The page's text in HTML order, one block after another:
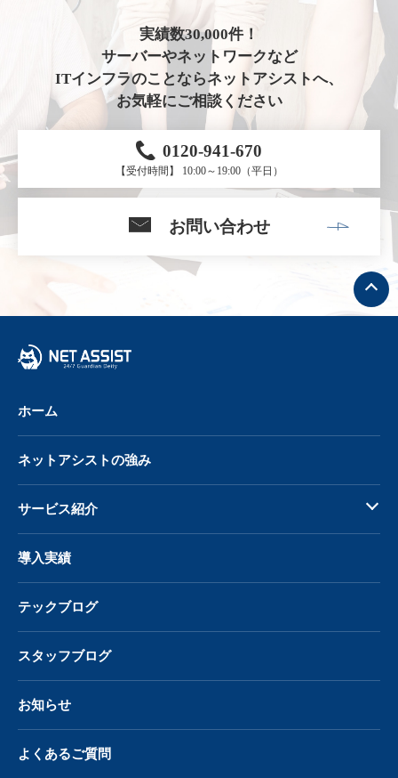
実績数30,000件！
サーバーやネットワークなど
ITインフラのことならネットアシストへ、
お気軽にご相談ください
0120-941-670
【受付時間】 10:00～19:00（平日）
お問い合わせ
ト
ッ
プ
へ
ホーム
ネットアシストの強み
サービス紹介
導入実績
テックブログ
スタッフブログ
お知らせ
よくあるご質問